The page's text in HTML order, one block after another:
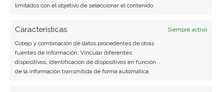
limitados con el objetivo de seleccionar el contenido.
Características
Siempre activo
Cotejo y combinación de datos procedentes de otras
fuentes de información, Vincular diferentes
dispositivos, Identificación de dispositivos en función
de la información transmitida de forma automática.